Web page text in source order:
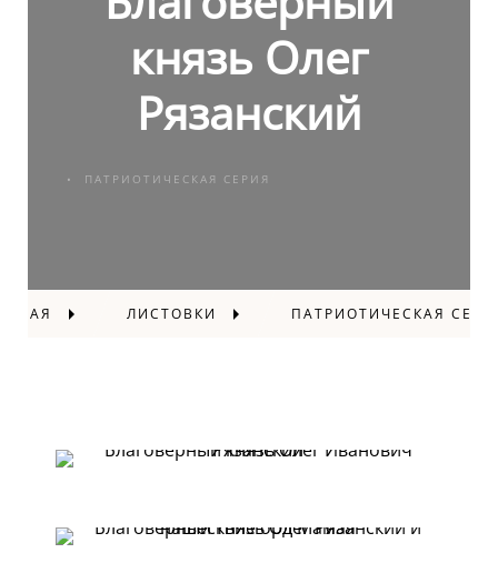
князь Олег
Рязанский
ПАТРИОТИЧЕСКАЯ СЕРИЯ
ЛИСТОВКИ ПАТРИОТИЧЕСКАЯ